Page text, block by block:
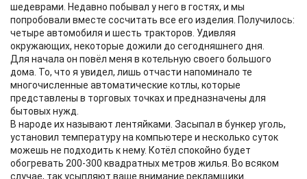
шедеврами. Недавно побывал у него в гостях, и мы
попробовали вместе сосчитать все его изделия. Получилось:
четыре автомобиля и шесть тракторов. Удивляя
окружающих, некоторые дожили до сегодняшнего дня.
Для начала он повёл меня в котельную своего большого
дома. То, что я увидел, лишь отчасти напоминало те
многочисленные автоматические котлы, которые
представлены в торговых точках и предназначены для
бытовых нужд.
В народе их называют лентяйками. Засыпал в бункер уголь,
установил температуру на компьютере и несколько суток
можешь не подходить к нему. Котёл спокойно будет
обогревать 200-300 квадратных метров жилья. Во всяком
случае, так усыпляют ваше внимание рекламщики.